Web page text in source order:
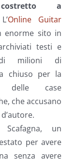
a
L’Online Guitar
enorme sito in
testi e
milioni di
chiuso per la
delle case
che accusano
un
per avere
senza avere